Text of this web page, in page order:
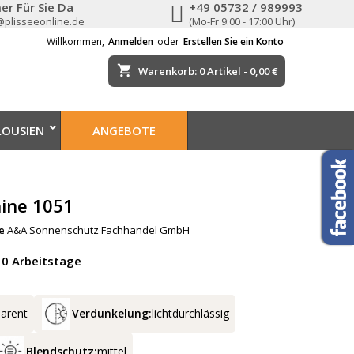
Für Sie Da +49 05732 / 989993
(Mo-Fr 9:00 - 17:00 Uhr)
Willkommen, Anmelden oder Erstellen Sie ein Konto
shopping_cart Warenkorb: 0Artikel - 0,00 €
ANGEBOTE
1051
A&A Sonnenschutz Fachhandel GmbH
Arbeitstage
Verdunkelung:lichtdurchlässig